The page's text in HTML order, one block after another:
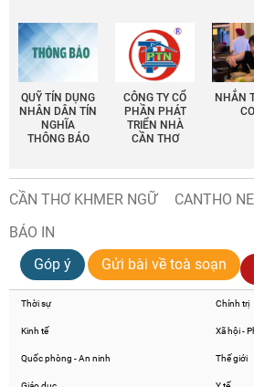
QUỸ TÍN DỤNG
NHÂN DÂN TÍN
NGHĨA
THÔNG BÁO
CÔNG TY CỔ
PHẦN PHÁT
TRIỂN NHÀ
CẦN THƠ
NHẮN
CẦN THƠ KHMER NGỮ CANTHO
BÁO IN
Góp ý
Gửi bài về toà soạn
Thời sự Chính trị
Kinh tế Xã hội -
Quốc phòng - An ninh Thế giới